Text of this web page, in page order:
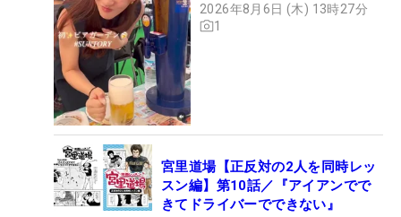
2026年8月6日 (木) 13時27分
1
宮里道場【正反対の2人を同時レッ
スン編】第10話／『アイアンでで
きてドライバーでできない』